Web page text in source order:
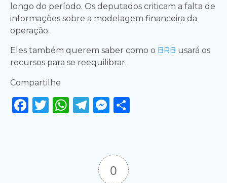
longo do período. Os deputados criticam a falta de
informações sobre a modelagem financeira da
operação.
Eles também querem saber como o BRB usará os
recursos para se reequilibrar.
Compartilhe
Facebook
Twitter
WhatsApp
Telegram
Messenger
0